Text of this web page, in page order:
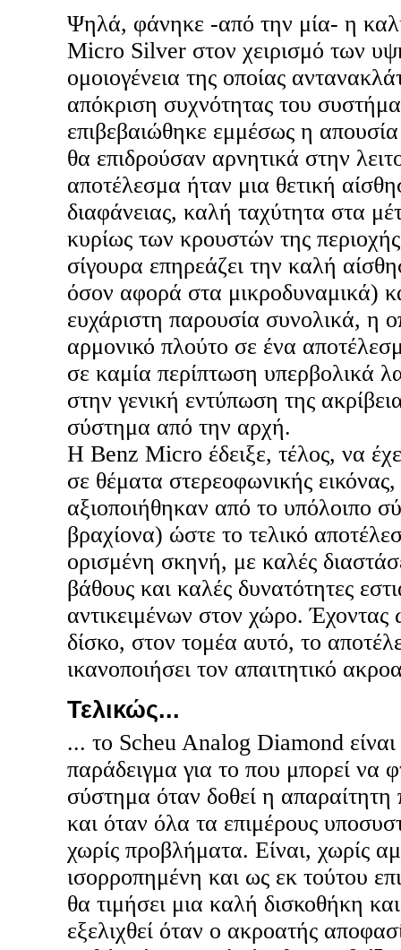
Ψηλά, φάνηκε -από την μία- η
Micro Silver στον χειρισμό των
ομοιογένεια της οποίας
απόκριση συχνότητας του
επιβεβαιώθηκε εμμέσως η
θα επιδρούσαν αρνητικά στην
αποτέλεσμα ήταν μια θετική
διαφάνειας, καλή ταχύτητα στα
κυρίως των κρουστών της
σίγουρα επηρεάζει την καλή
όσον αφορά στα μικροδυναμικά)
ευχάριστη παρουσία συνολικά, η
αρμονικό πλούτο σε ένα
σε καμία περίπτωση υπερβολικά
στην γενική εντύπωση της
σύστημα από την αρχή.
Η Benz Micro έδειξε, τέλος, να
σε θέματα στερεοφωνικής εικόνας,
αξιοποιήθηκαν από το υπόλοιπο
βραχίονα) ώστε το τελικό
ορισμένη σκηνή, με καλές
βάθους και καλές δυνατότητες
αντικειμένων στον χώρο.
δίσκο, στον τομέα αυτό, το
ικανοποιήσει τον απαιτητικό
Τελικώς...
... το Scheu Analog Diamond
παράδειγμα για το που μπορεί να
σύστημα όταν δοθεί η
και όταν όλα τα επιμέρους
χωρίς προβλήματα. Είναι, χωρίς
ισορροπημένη και ως εκ τούτου
θα τιμήσει μια καλή δισκοθήκη
εξελιχθεί όταν ο ακροατής